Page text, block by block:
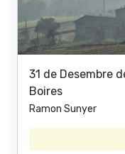
31 de Desembre
Boires
Ramon Sunyer